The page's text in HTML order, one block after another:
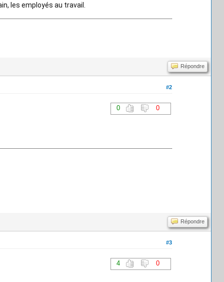
les employés au travail.
Répondre
#2
0 0
Répondre
#3
4 0